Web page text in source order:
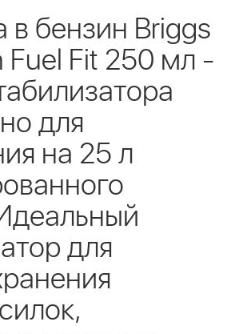
в бензин Briggs
Fuel Fit 250 мл -
для
на 25 л
для